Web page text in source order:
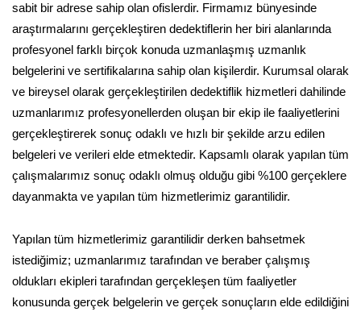
sabit bir adrese sahip olan ofislerdir. Firmamız bünyesinde
araştırmalarını gerçekleştiren dedektiflerin her biri alanlarında
profesyonel farklı birçok konuda uzmanlaşmış uzmanlık
belgelerini ve sertifikalarına sahip olan kişilerdir. Kurumsal olarak
ve bireysel olarak gerçekleştirilen dedektiflik hizmetleri dahilinde
uzmanlarımız profesyonellerden oluşan bir ekip ile faaliyetlerini
gerçekleştirerek sonuç odaklı ve hızlı bir şekilde arzu edilen
belgeleri ve verileri elde etmektedir. Kapsamlı olarak yapılan tüm
çalışmalarımız sonuç odaklı olmuş olduğu gibi %100 gerçeklere
dayanmakta ve yapılan tüm hizmetlerimiz garantilidir.
Yapılan tüm hizmetlerimiz garantilidir derken bahsetmek
istediğimiz; uzmanlarımız tarafından ve beraber çalışmış
oldukları ekipleri tarafından gerçekleşen tüm faaliyetler
konusunda gerçek belgelerin ve gerçek sonuçların elde edildiğini